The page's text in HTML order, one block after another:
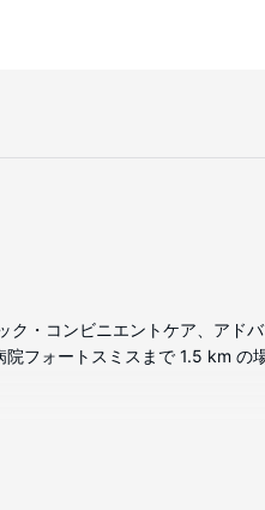
ク・コンビニエントケア、アド
フォートスミスまで 1.5 km の
インターネット アクセス / WiFi